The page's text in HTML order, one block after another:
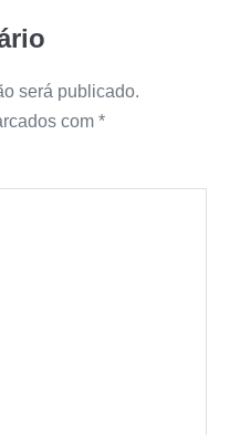
será publicado.
com *